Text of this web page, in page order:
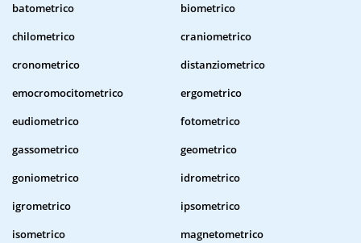
batometrico
biometrico
chilometrico
craniometrico
cronometrico
distanziometrico
emocromocitometrico
ergometrico
eudiometrico
fotometrico
gassometrico
geometrico
goniometrico
idrometrico
igrometrico
ipsometrico
isometrico
magnetometrico